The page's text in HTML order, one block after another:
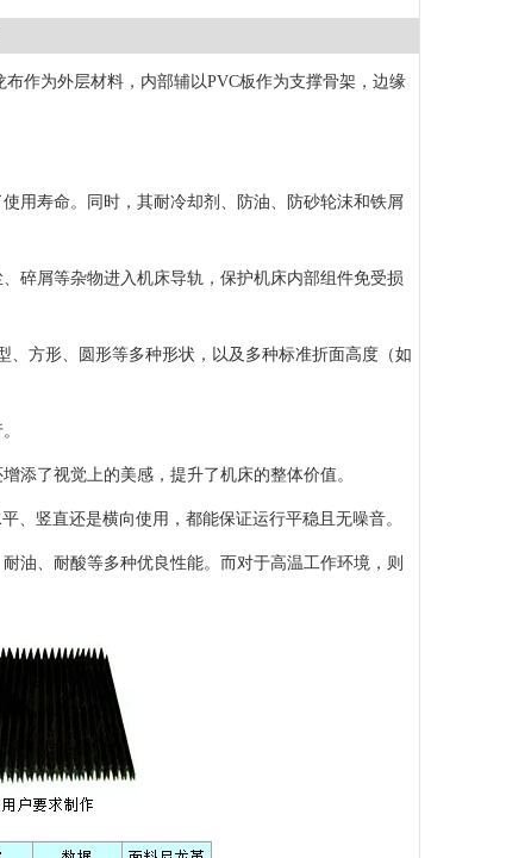
作为外层材料，内部辅以PVC板作为支撑骨架，边缘
用寿命。同时，其耐冷却剂、防油、防砂轮沫和铁屑
碎屑等杂物进入机床导轨，保护机床内部组件免受损
方形、圆形等多种形状，以及多种标准折面高度（如
添了视觉上的美感，提升了机床的整体价值。
、竖直还是横向使用，都能保证运行平稳且无噪音。
油、耐酸等多种优良性能。而对于高温工作环境，则